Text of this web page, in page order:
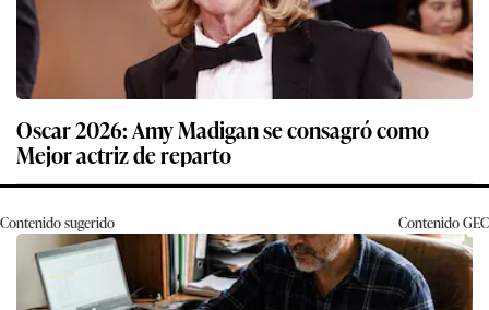
Oscar 2026: Amy Madigan se consagró como
Mejor actriz de reparto
Contenido sugerido ContenidoGEC